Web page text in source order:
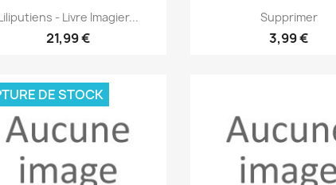
Aperçu rapide
- Livre Imagier...
21,99 €
Aperçu rapide
Supprimer
3,99 €
DE STOCK